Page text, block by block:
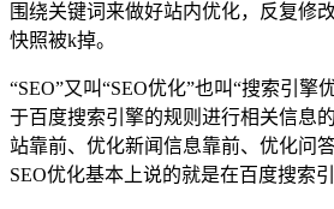
围绕关键词来做好站内优化，反复修
快照被k掉。
“SEO”又叫“SEO优化”也叫“搜索引擎
于百度搜索引擎的规则进行相关信息
站靠前、优化新闻信息靠前、优化问
SEO优化基本上说的就是在百度搜索